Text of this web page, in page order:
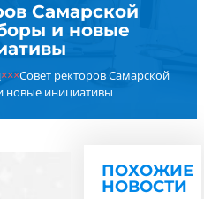
Самарской
и новые
×××Совет ректоров Самарской
новые инициативы
ПОХОЖИЕ
НОВОСТИ